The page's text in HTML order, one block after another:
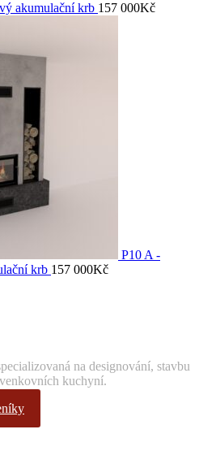
akumulační krb 157 000Kč
P10 A -
krb 157 000Kč
na designování, stavbu
kuchyní.